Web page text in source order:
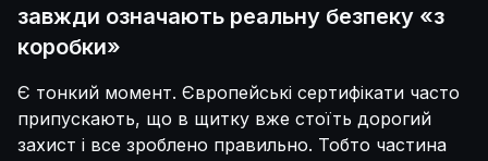
завжди означають реальну безпеку «з
коробки»
Є тонкий момент. Європейські сертифікати часто
припускають, що в щитку вже стоїть дорогий
захист і все зроблено правильно. Тобто частина